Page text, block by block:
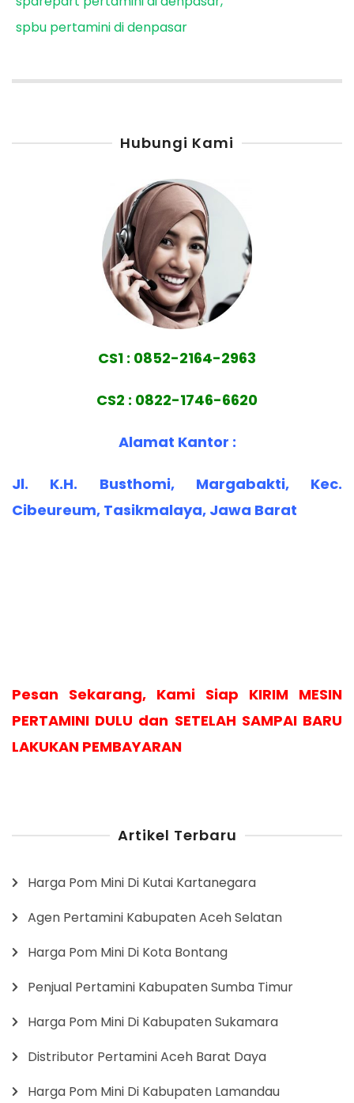
spbu pertamini di denpasar
Hubungi Kami
CS1 : 0852-2164-2963
CS2 : 0822-1746-6620
Alamat Kantor :
Jl. K.H. Busthomi, Margabakti, Kec.
Cibeureum, Tasikmalaya, Jawa Barat
Pesan Sekarang, Kami Siap KIRIM MESIN
PERTAMINI DULU dan SETELAH SAMPAI BARU
LAKUKAN PEMBAYARAN
Artikel Terbaru
Harga Pom Mini Di Kutai Kartanegara
Agen Pertamini Kabupaten Aceh Selatan
Harga Pom Mini Di Kota Bontang
Penjual Pertamini Kabupaten Sumba Timur
Harga Pom Mini Di Kabupaten Sukamara
Distributor Pertamini Aceh Barat Daya
Harga Pom Mini Di Kabupaten Lamandau